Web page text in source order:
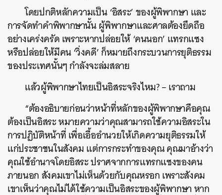
โดยปกติหลักความเป็น ‘อิสระ’ ของผู้พิพากษา และ
การจัดทำคำพิพากษานั้น ผู้พิพากษาและศาลต้องยึดถือ
อย่างเคร่งครัด เพราะหากปล่อยให้ ‘คนนอก’ แทรกแซง
หรือปล่อยให้มีคน ‘วิ่งคดี’ ก็หมายถึงกระบวนการยุติธรรม
ของประเทศนั้นๆ กำลังจะล่มสลาย
แล้วผู้พิพากษาไทยเป็นอิสระจริงไหม? – เราถาม
“ต้องอธิบายก่อนว่าหน้าที่หลักของผู้พิพากษาคือคุณ
ต้องเป็นอิสระ หมายความว่าคุณสามารถใช้ความอิสระใน
การปฏิบัติหน้าที่ เพื่อเอื้ออำนวยให้เกิดความยุติธรรมให้
แก่ประชาชนในสังคม แต่การกระทำของคุณ คุณมาอ้างว่า
คุณใช้อำนาจโดยอิสระ ปราศจากการแทรกแซงของคน
ภายนอก สังคมเขาไม่เห็นด้วยกับคุณหรอก เพราะสังคม
เขาเห็นว่าคุณไม่ได้ใช้ความเป็นอิสระของผู้พิพากษา หาก